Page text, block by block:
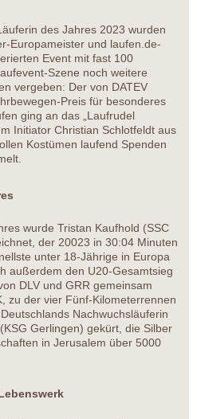
des Jahres 2023 wurden
Europameister und laufen.de-
Event mit fast 100
Szene noch weitere
vergeben: Der von DATEV
Preis für besonderes
ging an das „Laufrudel
Initiator Christian Schlotfeldt aus
Kostümen laufend Spenden
wurde Tristan Kaufhold (SSC
der 20023 in 30:04 Minuten
unter 18-Jährige in Europa
außerdem den U20-Gesamtsieg
DLV und GRR gemeinsam
zu der vier Fünf-Kilometerrennen
Nachwuchsläuferin
Gerlingen) gekürt, die Silber
in Jerusalem über 5000